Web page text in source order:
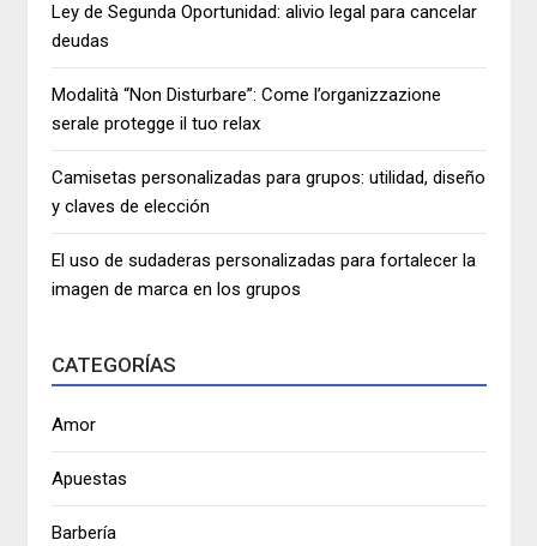
Ley de Segunda Oportunidad: alivio legal para cancelar
deudas
Modalità “Non Disturbare”: Come l’organizzazione
serale protegge il tuo relax
Camisetas personalizadas para grupos: utilidad, diseño
y claves de elección
El uso de sudaderas personalizadas para fortalecer la
imagen de marca en los grupos
CATEGORÍAS
Amor
Apuestas
Barbería